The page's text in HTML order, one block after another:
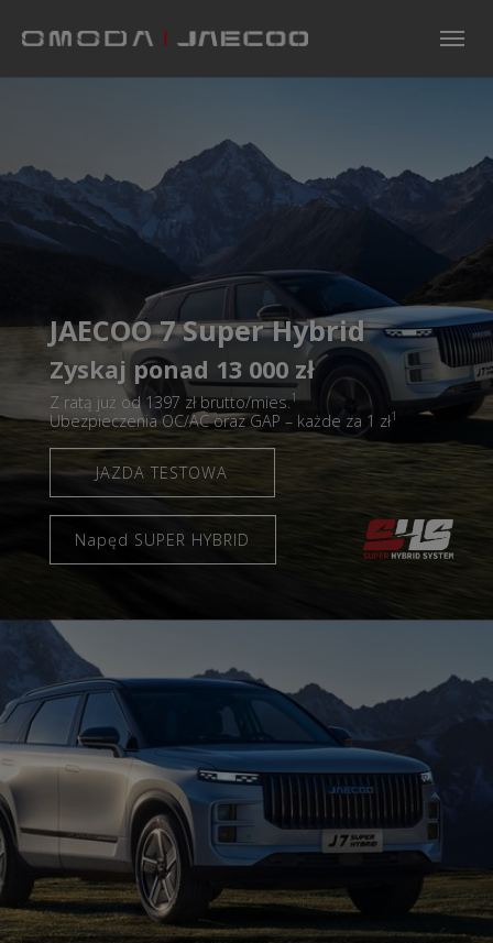
JAECOO 7 Super Hybrid
Zyskaj ponad 13 000 zł
Z ratą już od 1397 zł brutto/mies.1
Ubezpieczenia OC/AC oraz GAP – każde za 1 zł1
JAZDA TESTOWA
Napęd SUPER HYBRID